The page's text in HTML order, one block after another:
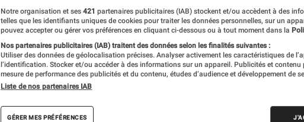
Notre organisation et ses 421 partenaires publicitaires (IAB) stockent et/ou accèdent à des
telles que les identifiants uniques de cookies pour traiter les données personnelles, sur un
pouvez accepter ou gérer vos préférences en cliquant ci-dessous ou à tout moment dans la
Nos partenaires publicitaires (IAB) traitent des données selon les finalités suivantes :
Utiliser des données de géolocalisation précises. Analyser activement les caractéristiques de
l’identification. Stocker et/ou accéder à des informations sur un appareil. Publicités et contenu
mesure de performance des publicités et du contenu, études d’audience et développement de
Liste de nos partenaires IAB
GÉRER MES PRÉFÉRENCES